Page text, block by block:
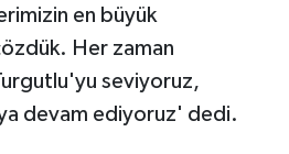
en büyük
Her zaman
seviyoruz,
devam ediyoruz' dedi.